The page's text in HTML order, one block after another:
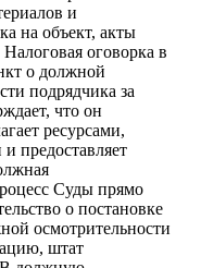
и
на объект, акты
оговорка в
о должной
подрядчика за
что он
ресурсами,
предоставляет
Суды прямо
о постановке
осмотрительности
штат